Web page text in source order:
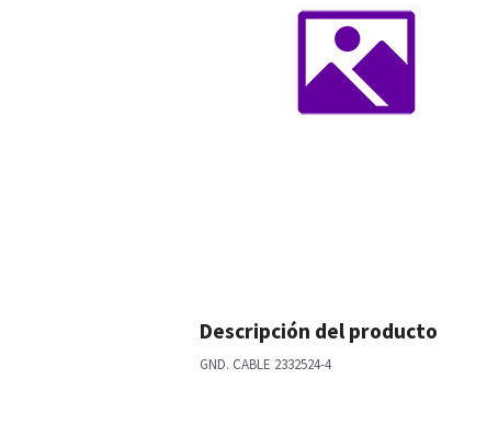
Descripción del producto
GND. CABLE 2332524-4